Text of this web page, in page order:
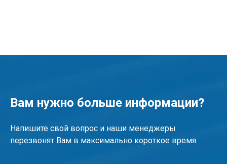
Вам нужно больше информации?
Напишите свой вопрос и наши менеджеры
перезвонят Вам в максимально короткое время